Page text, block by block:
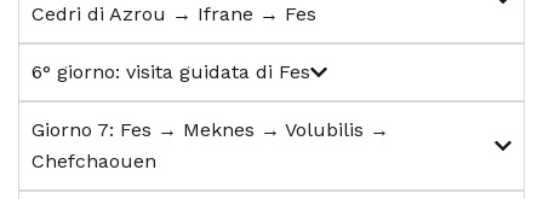
Cedri di Azrou → Ifrane → Fes
6° giorno: visita guidata di Fes
Giorno 7: Fes → Meknes → Volubilis →
Chefchaouen